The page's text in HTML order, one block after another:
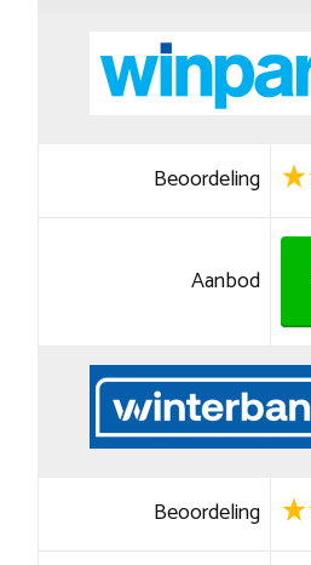
Beoordeling
Aanbod
Beoordeling